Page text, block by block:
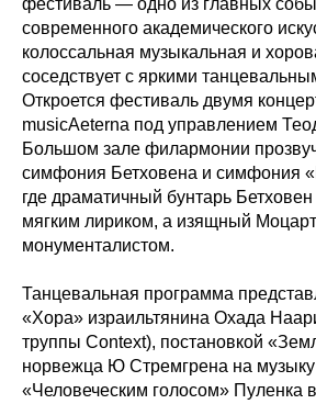
современного академического
колоссальная музыкальная и
соседствует с яркими
Откроется фестиваль двумя
musicAeterna под управлением
Большом зале филармонии
симфония Бетховена и симфония
где драматичный бунтарь Бетховен
мягким лириком, а изящный
монументалистом.
Танцевальная программа
«Хора» израильтянина Охада
труппы Context), постановкой
норвежца Ю Стремгрена на
«Человеческим голосом» Пуленка